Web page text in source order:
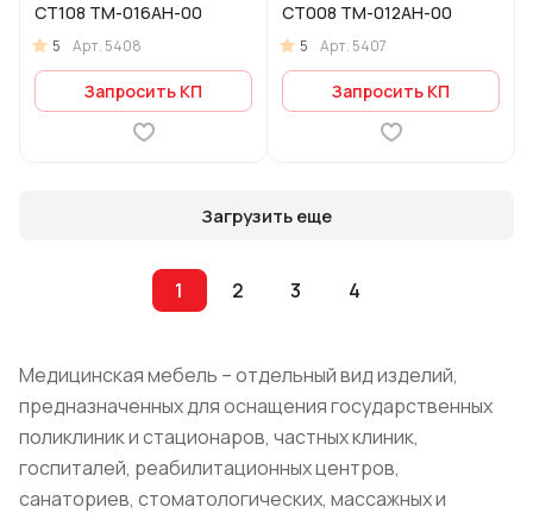
СТ108 ТМ-016АН-00
5 Арт. 5408
Запросить КП
СТ008 ТМ-012АН-00
5 Арт. 5407
Запросить КП
Загрузить еще
1 2 3 4
Медицинская мебель – отдельный вид изделий,
предназначенных для оснащения государственных
поликлиник и стационаров, частных клиник,
госпиталей, реабилитационных центров,
санаториев, стоматологических, массажных и